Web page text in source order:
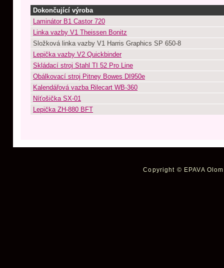
Dokončující výroba
Laminátor B1 Castor 720
Linka vazby V1 Theissen Bonitz
Složková linka vazby V1 Harris Graphics SP 650-8
Lepička vazby V2 Quickbinder
Skládací stroj Stahl TI 52 Pro Line
Obálkovací stroj Pitney Bowes DI950e
Kalendářová vazba Rilecart WB-360
Níťošička SX-01
Lepička ZH-880 BFT
Copyright © EPAVA